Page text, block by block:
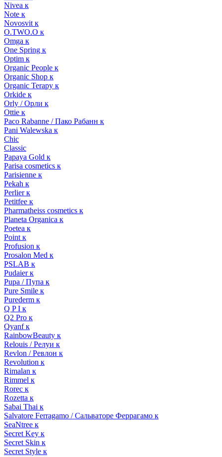
Nivea к
Note к
Novosvit к
O.TWO.O к
Omga к
One Spring к
Optim к
Organic People к
Organic Shop к
Organic Terapy к
Orkide к
Orly / Орли к
Ottie к
Paco Rabanne / Пако Рабанн к
Pani Walewska к
Chic
Classic
Papaya Gold к
Parisa cosmetics к
Parisienne к
Pekah к
Perlier к
Petitfee к
Pharmatheiss cosmetics к
Planeta Organica к
Poetea к
Point к
Profusion к
Prosalon Med к
PSLAB к
Pudaier к
Pupa / Пупа к
Pure Smile к
Purederm к
Q P I к
Q2 Pro к
Qyanf к
RainbowBeauty к
Relouis / Релуи к
Revlon / Ревлон к
Revolution к
Rimalan к
Rimmel к
Rorec к
Rozetta к
Sabai Thai к
Salvatore Ferragamo / Сальваторе Феррагамо к
SeaNtree к
Secret Key к
Secret Skin к
Secret Style к